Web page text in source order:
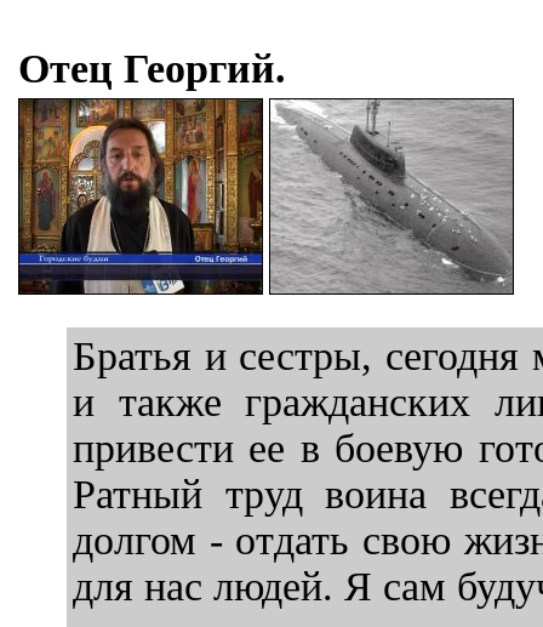
Отец Георгий.
Братья и сестры,
и также гражданских
привести ее в боевую
Ратный труд воина
долгом - отдать свою
для нас людей. Я сам